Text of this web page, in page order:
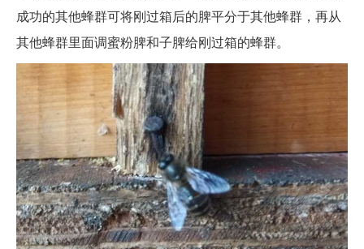
成功的其他蜂群可将刚过箱后的脾平分于其他蜂群，再从
其他蜂群里面调蜜粉脾和子脾给刚过箱的蜂群。